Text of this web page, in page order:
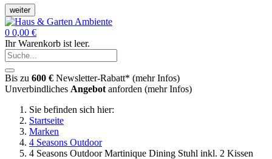
weiter
0 0,00 €
Ihr Warenkorb ist leer.
Bis zu 600 € Newsletter-Rabatt* (mehr Infos)
Unverbindliches Angebot anforden (mehr Infos)
Sie befinden sich hier:
Startseite
Marken
4 Seasons Outdoor
4 Seasons Outdoor Martinique Dining Stuhl inkl. 2 Kissen